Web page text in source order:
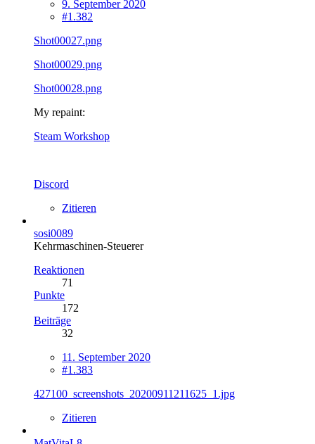
9. September 2020
#1.382
Shot00027.png
Shot00029.png
Shot00028.png
My repaint:
Steam Workshop
Discord
Zitieren
sosi0089
Kehrmaschinen-Steuerer
Reaktionen
71
Punkte
172
Beiträge
32
11. September 2020
#1.383
427100_screenshots_20200911211625_1.jpg
Zitieren